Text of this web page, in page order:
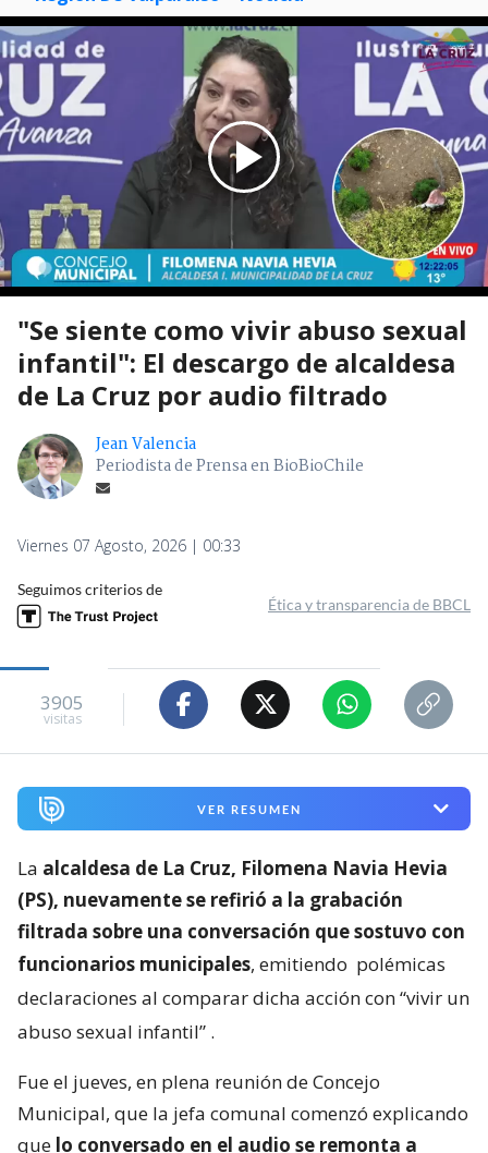
"Se siente como vivir abuso sexual
infantil": El descargo de alcaldesa
de La Cruz por audio filtrado
Jean Valencia
Periodista de Prensa en BioBioChile
Viernes 07 Agosto, 2026 | 00:33
Seguimos criterios de
Ética y transparencia de BBCL
3905
visitas
VER RESUMEN
La alcaldesa de La Cruz, Filomena Navia Hevia
(PS), nuevamente se refirió a la grabación
filtrada sobre una conversación que sostuvo con
funcionarios municipales, emitiendo polémicas
declaraciones al comparar dicha acción con “vivir un
abuso sexual infantil” .
Fue el jueves, en plena reunión de Concejo
Municipal, que la jefa comunal comenzó explicando
que lo conversado en el audio se remonta a